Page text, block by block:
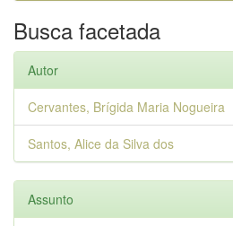
Busca facetada
Autor
Cervantes, Brígida Maria Nogueira
Santos, Alice da Silva dos
Assunto